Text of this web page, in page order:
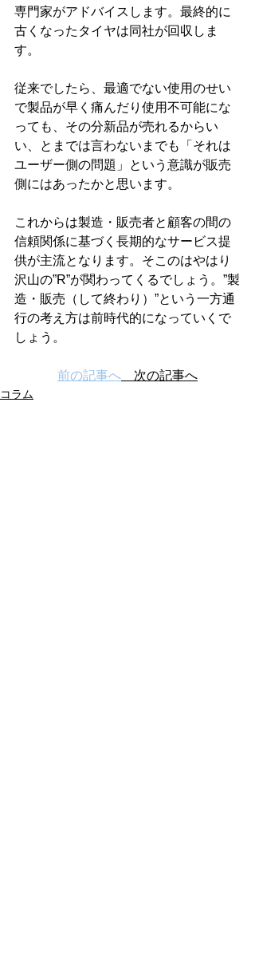
専門家がアドバイスします。最終的に
古くなったタイヤは同社が回収しま
す。
従来でしたら、最適でない使用のせい
で製品が早く痛んだり使用不可能にな
っても、その分新品が売れるからい
い、とまでは言わないまでも「それは
ユーザー側の問題」という意識が販売
側にはあったかと思います。
これからは製造・販売者と顧客の間の
信頼関係に基づく長期的なサービス提
供が主流となります。そこのはやはり
沢山の”R”が関わってくるでしょう。”製
造・販売（して終わり）”という一方通
行の考え方は前時代的になっていくで
しょう。
前の記事へ 次の記事へ
コラム